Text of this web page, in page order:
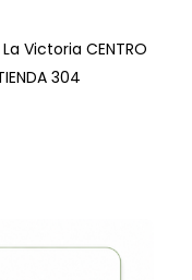
Victoria CENTRO
304